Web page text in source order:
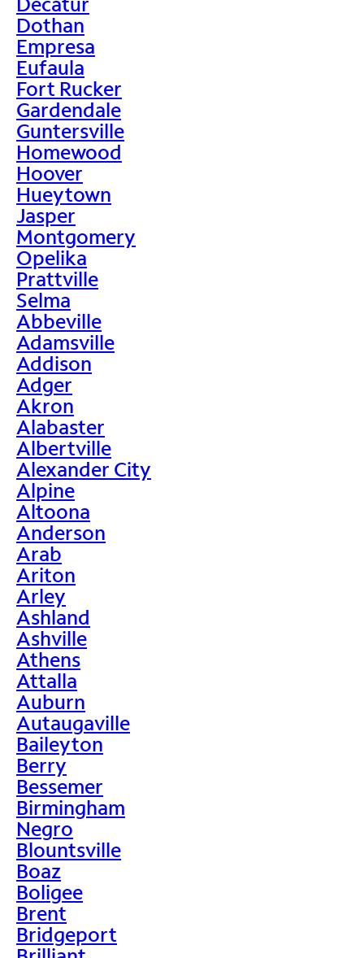
Dothan
Empresa
Eufaula
Fort Rucker
Gardendale
Guntersville
Homewood
Hoover
Hueytown
Jasper
Montgomery
Opelika
Prattville
Selma
Abbeville
Adamsville
Addison
Adger
Akron
Alabaster
Albertville
Alexander City
Alpine
Altoona
Anderson
Arab
Ariton
Arley
Ashland
Ashville
Athens
Attalla
Auburn
Autaugaville
Baileyton
Berry
Bessemer
Birmingham
Negro
Blountsville
Boaz
Boligee
Brent
Bridgeport